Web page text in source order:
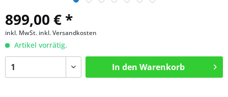
899,00 € *
inkl. MwSt. inkl. Versandkosten
Artikel vorrätig.
In den Warenkorb